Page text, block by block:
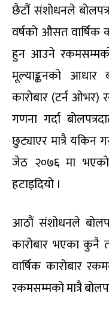
छैटौं संशोधनले
वर्षको औसत वार्षिक
हुन आउने रकमसम्मको
मूल्याङ्कनको
कारोबार (टर्न
गणना गर्दा
छुट्याएर मात्रै यकिन
जेठ २०७६ मा
हटाइदियो ।
आठौं संशोधनले
कारोबार भएका कुनै
वार्षिक कारोबार
रकमसम्मको मात्रै